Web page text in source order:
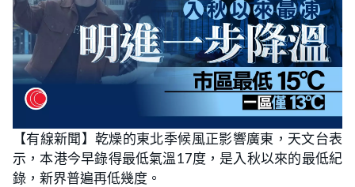
【有線新聞】乾燥的東北季候風正影響廣東，天文台表
示，本港今早錄得最低氣溫17度，是入秋以來的最低紀
錄，新界普遍再低幾度。